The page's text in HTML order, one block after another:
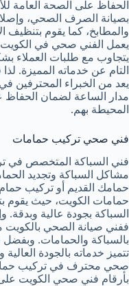
الحفاظ على الصحة العامة
بصيانة الصرف الصحي،
والمطابخ، كما يقوم بتنظيف
يعمل الفني صحي في الكويت
يتجاوب مع طلبات العملاء
التام عن خدماته المميزة.
يعد من الخبراء المحترفين
مدار الساعة لضمان الحفاظ
المحيطة بهم.
فني صحي تركيب حمامات
فني السباكة المتخصص في
مشاكل السباكة وتجديد
حمامك القديم أو تركيب
حمامات الكويت، حيث يقوم
السباكة بجودة عالية وبدقة.
ففني صيانة الصحي بالكويت
بالسباكة والحمامات.
تتميز خدماته بالجودة
صحي محترف في تركيب
بأرقام فني صحي الكويت